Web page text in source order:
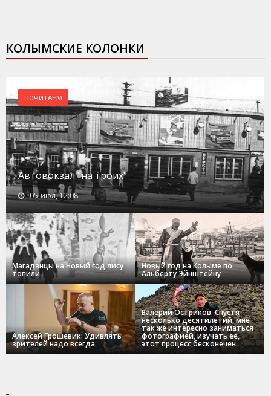
КОЛЫМСКИЕ КОЛОНКИ
ПОЧИТАЕМ
Автовокзал "на троих"
05-июл, 12:08
Магаданцы на Новый год лису
топили
Новый год на Колыме по
Альберту Эйнштейну
Алексей Грошевик: Удивлять
зрителей надо всегда.
Валерий Остриков: Спустя
несколько десятилетий, мне
так же интересно заниматься
фотографией, изучать ее,
этот процесс бесконечен.